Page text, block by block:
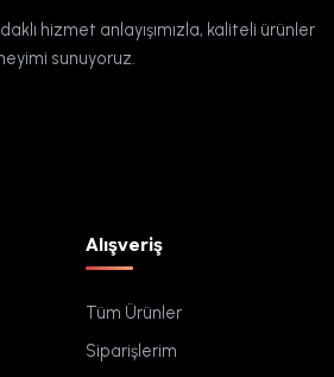
hizmet anlayışımızla, kaliteli ürünler
sunuyoruz.
Alışveriş
Tüm Ürünler
Siparişlerim